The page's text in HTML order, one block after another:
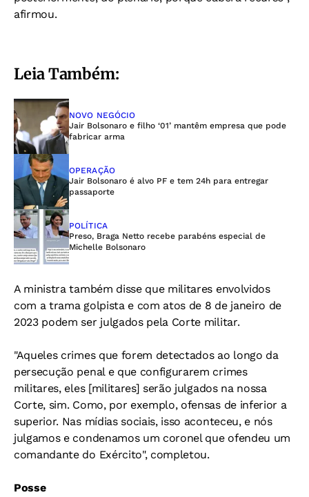
afirmou.
Leia Também:
NOVO NEGÓCIO
Jair Bolsonaro e filho ‘01’ mantêm empresa que pode
fabricar arma
OPERAÇÃO
Jair Bolsonaro é alvo PF e tem 24h para entregar
passaporte
POLÍTICA
Preso, Braga Netto recebe parabéns especial de
Michelle Bolsonaro
A ministra também disse que militares envolvidos
com a trama golpista e com atos de 8 de janeiro de
2023 podem ser julgados pela Corte militar.
"Aqueles crimes que forem detectados ao longo da
persecução penal e que configurarem crimes
militares, eles [militares] serão julgados na nossa
Corte, sim. Como, por exemplo, ofensas de inferior a
superior. Nas mídias sociais, isso aconteceu, e nós
julgamos e condenamos um coronel que ofendeu um
comandante do Exército", completou.
Posse